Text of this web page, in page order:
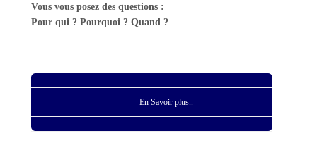
Vous vous posez des questions :
Pour qui ? Pourquoi ? Quand ?
En Savoir plus..